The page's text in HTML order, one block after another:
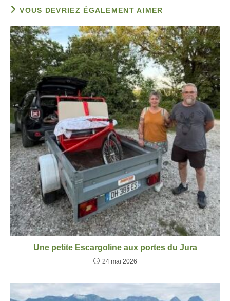
VOUS DEVRIEZ ÉGALEMENT AIMER
Une petite Escargoline aux portes du Jura
24 mai 2026